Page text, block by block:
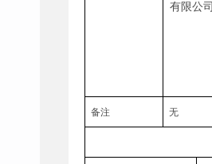
有限公司
备注 无